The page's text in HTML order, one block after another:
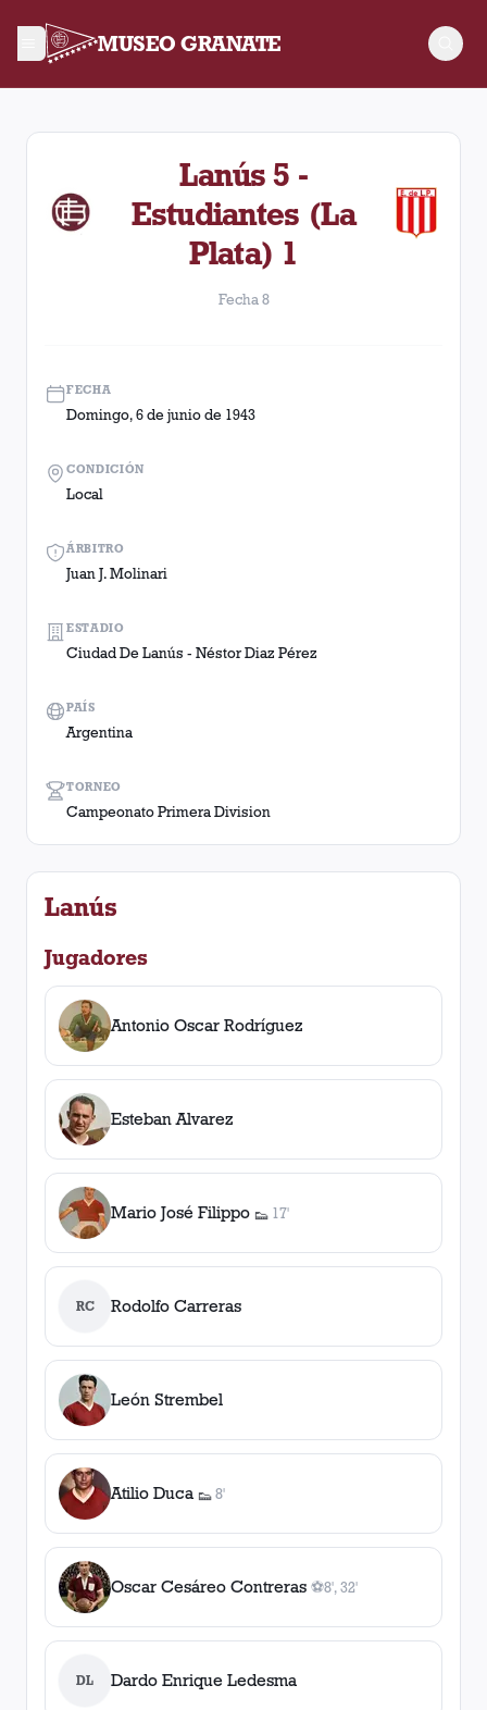
MUSEO GRANATE
Fecha 8. Partido entre Lanús y Estudiantes (La Plata)
Lanús 5 -
Estudiantes (La
Plata) 1
Fecha 8
FECHA
Domingo, 6 de junio de 1943
ÁRBITRO
Juan J. Molinari
TORNEO
Campeonato Primera Division
CONDICIÓN
Local
ESTADIO
Ciudad De Lanús - Néstor Diaz Pérez
PAÍS
Argentina
Lanús
Jugadores
Antonio Oscar Rodríguez
Esteban Alvarez
Mario José Filippo 👟
1asistencia
17'
RC Rodolfo Carreras
León Strembel
Atilio Duca 👟
1asistencia
8'
Oscar Cesáreo Contreras ⚽
2goles
8', 32'
DL Dardo Enrique Ledesma